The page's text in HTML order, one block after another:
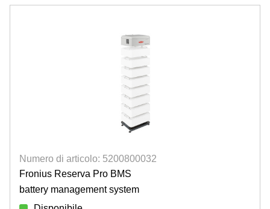
Numero di articolo: 5200800032
Fronius Reserva Pro BMS
battery management system